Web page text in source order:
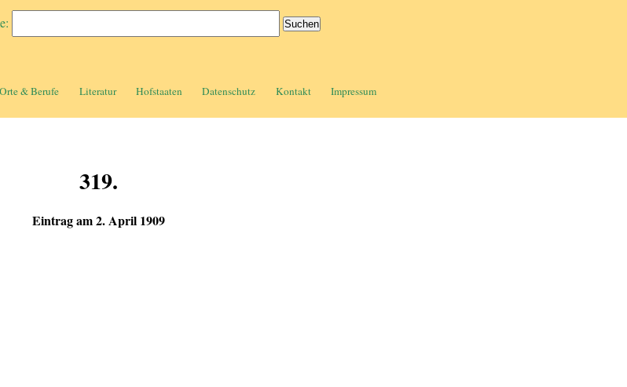
Orte & Berufe Literatur Hofstaaten Datenschutz Kontakt Impressum
319.
Eintrag am 2. April 1909